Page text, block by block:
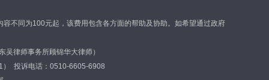
不同为100元起，该费用包含各方面的帮助及协助。如希望通过政府
律师事务所顾锦华大律师）
投诉电话：0510-6605-6908